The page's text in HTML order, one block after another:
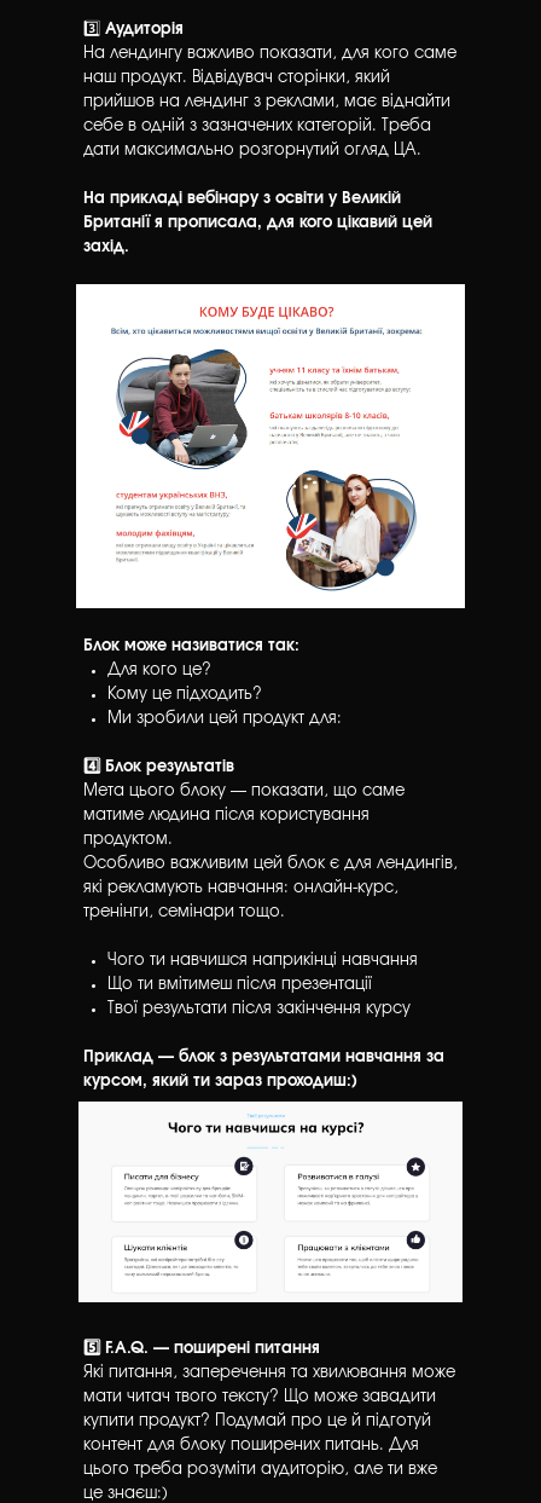
3️⃣ Аудиторія
На лендингу важливо показати, для кого саме
наш продукт. Відвідувач сторінки, який
прийшов на лендинг з реклами, має віднайти
себе в одній з зазначених категорій. Треба
дати максимально розгорнутий огляд ЦА.
На прикладі вебінару з освіти у Великій
Британії я прописала, для кого цікавий цей
захід.
Блок може називатися так:
Для кого це?
Кому це підходить?
Ми зробили цей продукт для:
4️⃣ Блок результатів
Мета цього блоку — показати, що саме
матиме людина після користування
продуктом.
Особливо важливим цей блок є для лендингів,
які рекламують навчання: онлайн-курс,
тренінги, семінари тощо.
Чого ти навчишся наприкінці навчання
Що ти вмітимеш після презентації
Твої результати після закінчення курсу
Приклад — блок з результатами навчання за
курсом, який ти зараз проходиш:)
5️⃣ F.A.Q. — поширені питання
Які питання, заперечення та хвилювання може
мати читач твого тексту? Що може завадити
купити продукт? Подумай про це й підготуй
контент для блоку поширених питань. Для
цього треба розуміти аудиторію, але ти вже
це знаєш:)